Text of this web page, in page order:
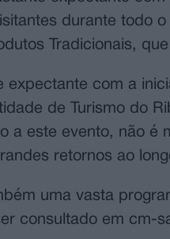
durante todo
Tradicionais,
expectante com a
de Turismo do
a este evento, não é
retornos ao
uma vasta
consultado em cm-